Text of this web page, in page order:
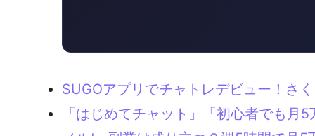
SUGOアプリでチャトレデビュー！さ
「はじめてチャット」「初心者でも月